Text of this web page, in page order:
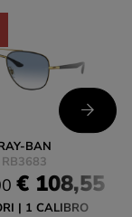
BAN
RB3683
€ 108,55
1 CALIBRO